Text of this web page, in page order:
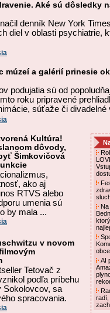
Aké sú dôsledky
denník New York
diel v oblasti psychiatrie,
múzeí a galérií prinesie
podujatia sú od
roku pripravené
súťaže či divadelné
Kultúra!
dôvody,
Šimkovičová
ako aj
RTVS alebo
umenia sú
by mala ...
v novom
Tetovač z
podľa príbehu
Sokolovcov, sa
spracovania.
AI
radí,